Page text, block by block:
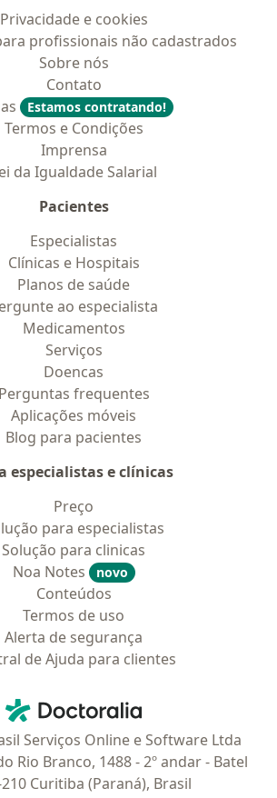
Privacidade e cookies
profissionais não cadastrados
Sobre nós
Contato
Estamos contratando!
Termos e Condições
Imprensa
da Igualdade Salarial
Pacientes
Especialistas
Clínicas e Hospitais
Planos de saúde
ao especialista
Medicamentos
Serviços
Doencas
Perguntas frequentes
Aplicações móveis
Blog para pacientes
especialistas e clínicas
Preço
para especialistas
Solução para clinicas
Noa Notes
novo
Conteúdos
Termos de uso
Alerta de segurança
de Ajuda para clientes
Doctoralia - Homepage
Serviços Online e Software Ltda
Rio Branco, 1488 - 2º andar - Batel
Curitiba (Paraná), Brasil